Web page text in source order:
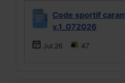
Code sportif
v.1_072026
Jul.26 47